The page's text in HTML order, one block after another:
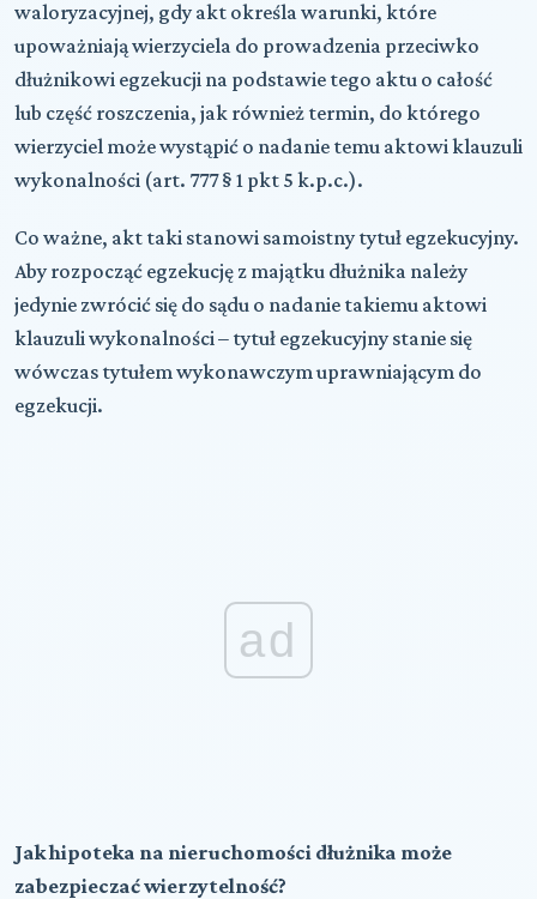
waloryzacyjnej, gdy akt określa warunki, które
upoważniają wierzyciela do prowadzenia przeciwko
dłużnikowi egzekucji na podstawie tego aktu o całość
lub część roszczenia, jak również termin, do którego
wierzyciel może wystąpić o nadanie temu aktowi klauzuli
wykonalności (art. 777 § 1 pkt 5 k.p.c.).
Co ważne, akt taki stanowi samoistny tytuł egzekucyjny.
Aby rozpocząć egzekucję z majątku dłużnika należy
jedynie zwrócić się do sądu o nadanie takiemu aktowi
klauzuli wykonalności – tytuł egzekucyjny stanie się
wówczas tytułem wykonawczym uprawniającym do
egzekucji.
ad
Jakhipoteka na nieruchomości dłużnika może
zabezpieczać wierzytelność?